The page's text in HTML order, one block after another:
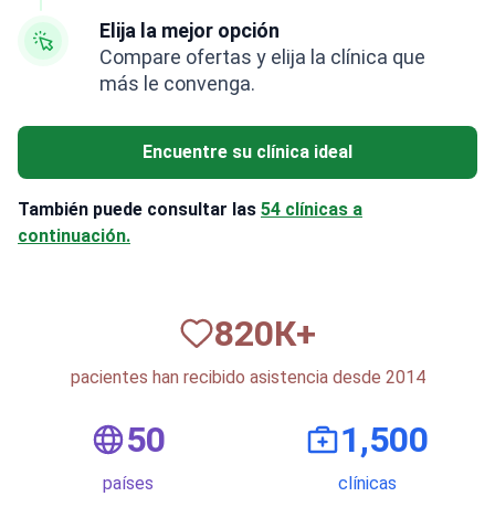
Elija la mejor opción
Compare ofertas y elija la clínica que
más le convenga.
Encuentre su clínica ideal
También puede consultar las 54 clínicas a
continuación.
820К+
pacientes han recibido asistencia desde 2014
50
países
1,500
clínicas